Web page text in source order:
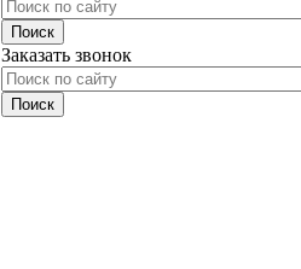
Заказать звонок